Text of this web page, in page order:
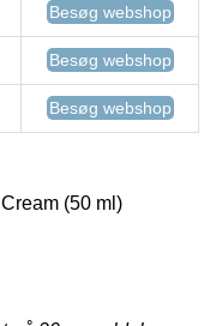
Besøg webshop
Besøg webshop
Besøg webshop
(50 ml)